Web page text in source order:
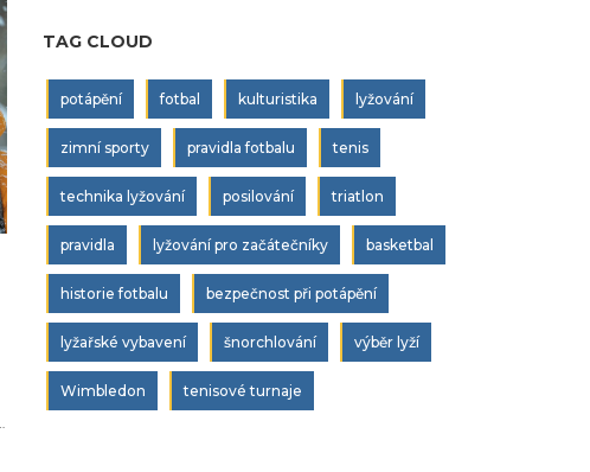
TAG CLOUD
potápění fotbal kulturistika lyžování
zimní sporty pravidla fotbalu tenis
technika lyžování posilování triatlon
pravidla lyžování pro začátečníky basketbal
historie fotbalu bezpečnost při potápění
lyžařské vybavení šnorchlování výběr lyží
Wimbledon tenisové turnaje